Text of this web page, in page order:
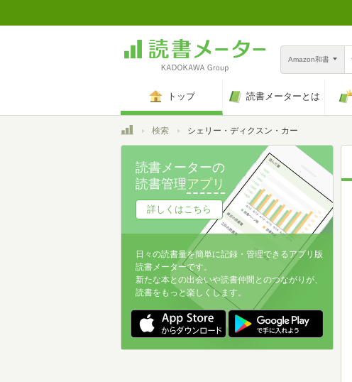
Amazon和書
トップ 読書メーターとは
トップ検索 シェリー・ディクスン・カー
読書メーターの
読書管理アプリ
詳しくはこちら
日々の読書量を簡単に記録・管理できるアプリ版
読書メーターです。
新たな本との出会いや読書仲間とのつながりが、
読書をもっと楽しくします。